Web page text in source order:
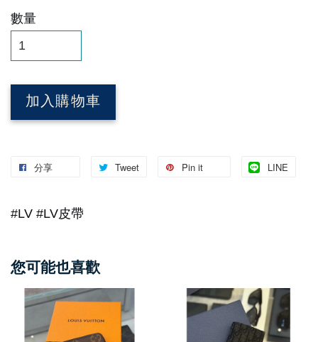
數量
加入購物車
分享 Tweet Pin it LINE
#LV #LV皮帶
您可能也喜歡